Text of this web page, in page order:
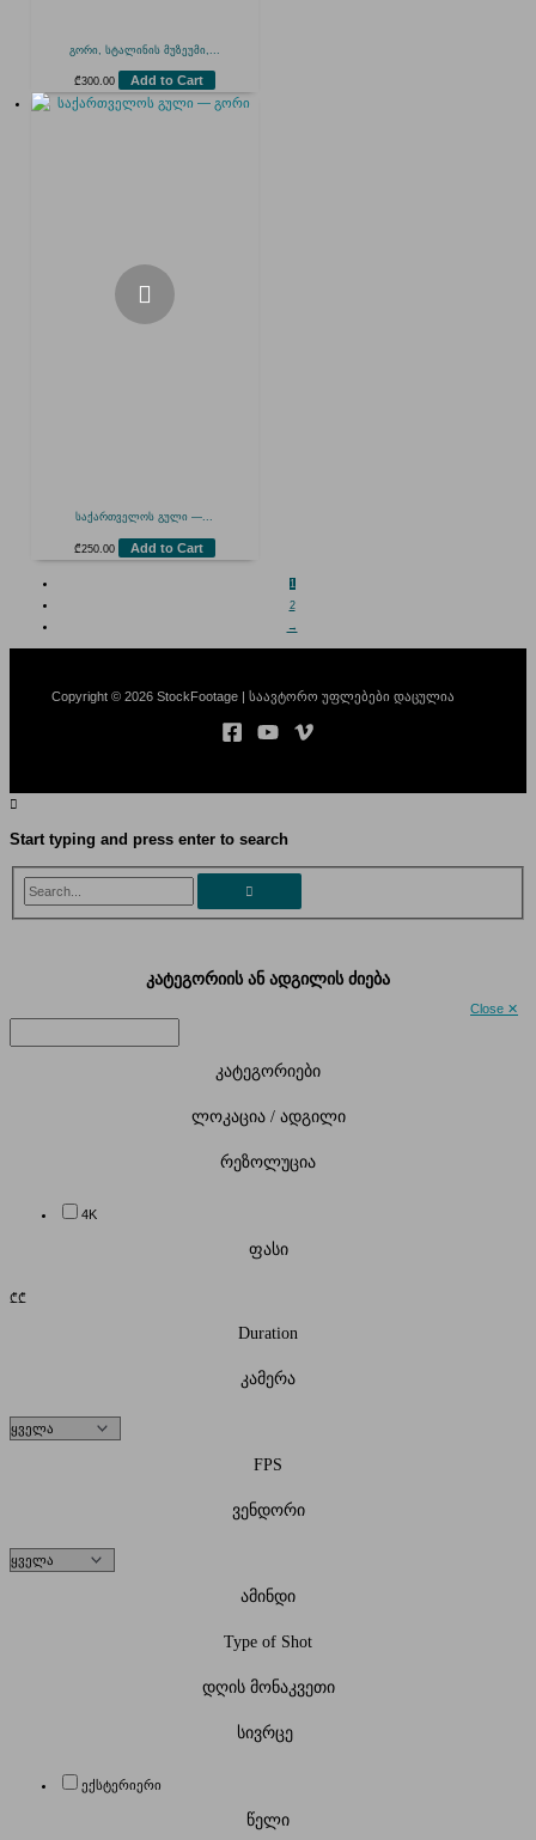
გორი, სტალინის მუზეუმი,...
₾300.00 Add to Cart
საქართველოს გული —...
₾250.00 Add to Cart
1
2
→
Copyright © 2026 StockFootage | საავტორო უფლებები დაცულია
Start typing and press enter to search
Search...
Close ✕
კატეგორიის ან ადგილის ძიება
კატეგორიები
ლოკაცია / ადგილი
რეზოლუცია
4K
ფასი
₾₾
Duration
კამერა
FPS
ვენდორი
ამინდი
Type of Shot
დღის მონაკვეთი
სივრცე
ექსტერიერი
წელი